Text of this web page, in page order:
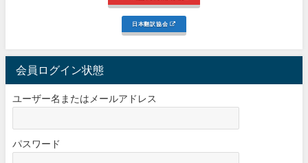
日本翻訳協会
会員ログイン状態
ユーザー名またはメールアドレス
パスワード